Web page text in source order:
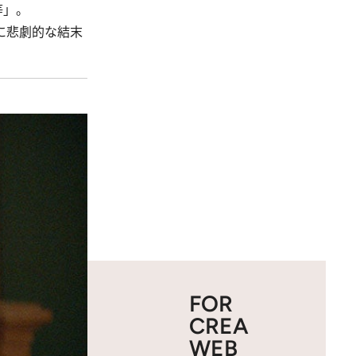
。
悲劇的な結末
FOR
CREA
WEB